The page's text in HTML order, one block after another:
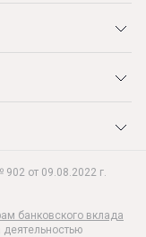
от 09.08.2022 г.
банковского вклада
деятельностью